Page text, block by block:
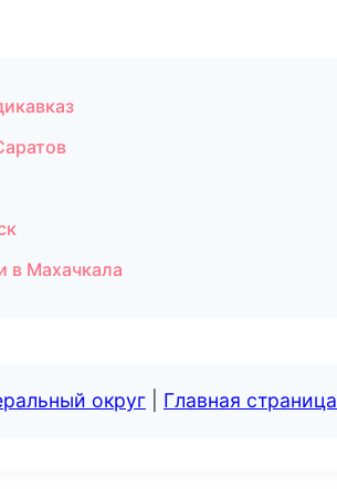
в Махачкала
округ Главная страница